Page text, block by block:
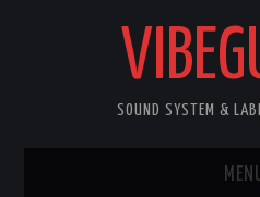
SOUND SYSTEM &
MENU